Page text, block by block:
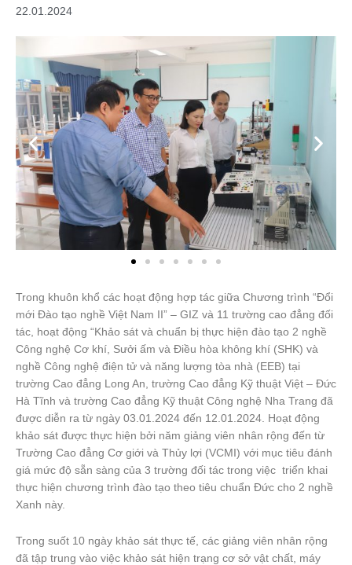
22.01.2024
Trong khuôn khổ các hoạt động hợp tác giữa Chương trình “Đổi
mới Đào tạo nghề Việt Nam II” – GIZ và 11 trường cao đẳng đối
tác, hoạt động “Khảo sát và chuẩn bị thực hiện đào tạo 2 nghề
Công nghệ Cơ khí, Sưởi ấm và Điều hòa không khí (SHK) và
nghề Công nghệ điện tử và năng lượng tòa nhà (EEB) tại
trường Cao đẳng Long An, trường Cao đẳng Kỹ thuật Việt – Đức
Hà Tĩnh và trường Cao đẳng Kỹ thuật Công nghệ Nha Trang đã
được diễn ra từ ngày 03.01.2024 đến 12.01.2024. Hoạt động
khảo sát được thực hiện bởi năm giảng viên nhân rộng đến từ
Trường Cao đẳng Cơ giới và Thủy lợi (VCMI) với mục tiêu đánh
giá mức độ sẵn sàng của 3 trường đối tác trong việc triển khai
thực hiện chương trình đào tạo theo tiêu chuẩn Đức cho 2 nghề
Xanh này.
Trong suốt 10 ngày khảo sát thực tế, các giảng viên nhân rộng
đã tập trung vào việc khảo sát hiện trạng cơ sở vật chất, máy